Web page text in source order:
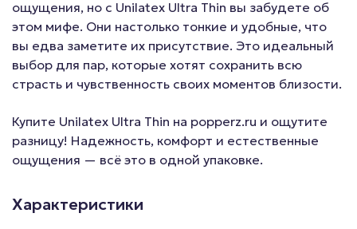
ощущения, но с Unilatex Ultra Thin вы забудете об
этом мифе. Они настолько тонкие и удобные, что
вы едва заметите их присутствие. Это идеальный
выбор для пар, которые хотят сохранить всю
страсть и чувственность своих моментов близости.
Купите Unilatex Ultra Thin на popperz.ru и ощутите
разницу! Надежность, комфорт и естественные
ощущения — всё это в одной упаковке.
Характеристики